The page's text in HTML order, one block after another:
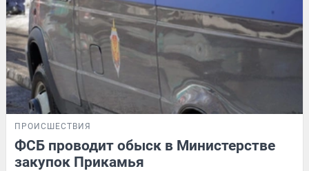
ПРОИСШЕСТВИЯ
ФСБ проводит обыск в Министерстве
закупок Прикамья